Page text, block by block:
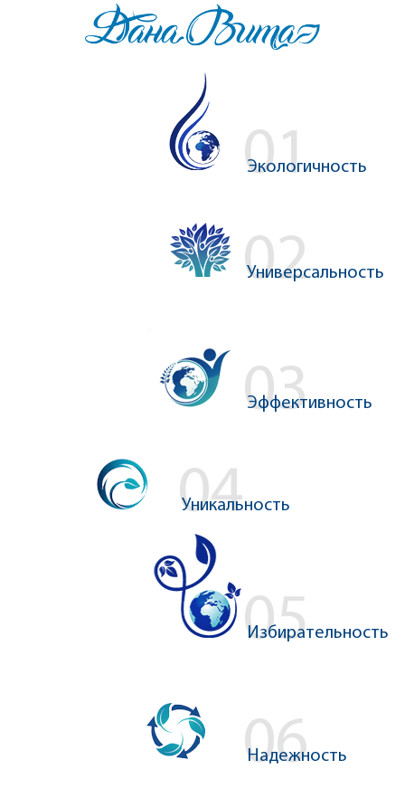
Экологичность
Универсальность
Эффективность
Уникальность
Избирательность
Надежность